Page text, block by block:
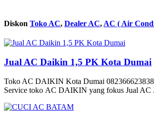
Diskon Toko AC, Dealer AC, AC ( Air
Jual AC Daikin 1,5 PK Kota Dumai
Toko AC DAIKIN Kota Dumai
Service toko AC DAIKIN yang fokus Jual AC